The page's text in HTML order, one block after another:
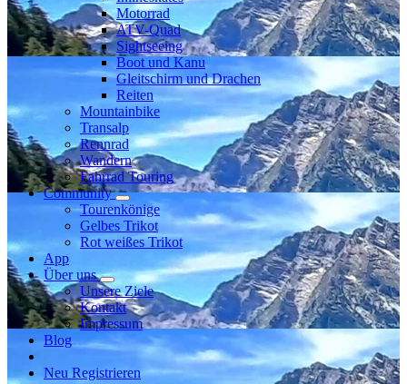
Motorrad
ATV-Quad
Sightseeing
Boot und Kanu
Gleitschirm und Drachen
Reiten
Mountainbike
Transalp
Rennrad
Wandern
Fahrrad Touring
Community
Tourenkönige
Gelbes Trikot
Rot weißes Trikot
App
Über uns
Unsere Ziele
Kontakt
Impressum
Blog
Neu Registrieren